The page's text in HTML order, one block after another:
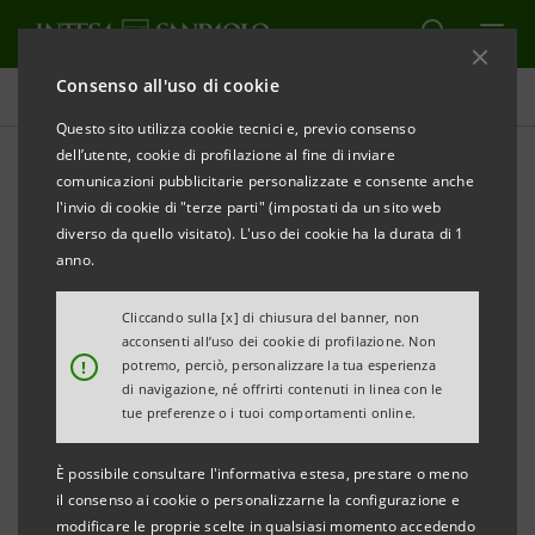
Consenso all'uso di cookie
Questo sito utilizza cookie tecnici e, previo consenso
dell’utente, cookie di profilazione al fine di inviare
comunicazioni pubblicitarie personalizzate e consente anche
l'invio di cookie di "terze parti" (impostati da un sito web
diverso da quello visitato). L'uso dei cookie ha la durata di 1
anno.
!
Cliccando sulla [x] di chiusura del banner, non
acconsenti all’uso dei cookie di profilazione. Non
potremo, perciò, personalizzare la tua esperienza
di navigazione, né offrirti contenuti in linea con le
tue preferenze o i tuoi comportamenti online.
È possibile consultare l'informativa estesa, prestare o meno
il consenso ai cookie o personalizzarne la configurazione e
modificare le proprie scelte in qualsiasi momento accedendo
Comunicati stampa
STAMPA AGGIORNA
GENTILESCHI E VAN DYCK. DUE CAPOLAVORI DALLA
COLLEZIONE CORSINI
Gallerie d’Italia – Torino, museo di Intesa Sanpaolo
Dal 27 novembre 2024 al 12 gennaio 2025
Immagini e materiali al seguentelink